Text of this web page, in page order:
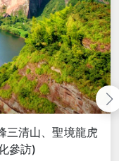
三清山、聖境龍虎
參訪)